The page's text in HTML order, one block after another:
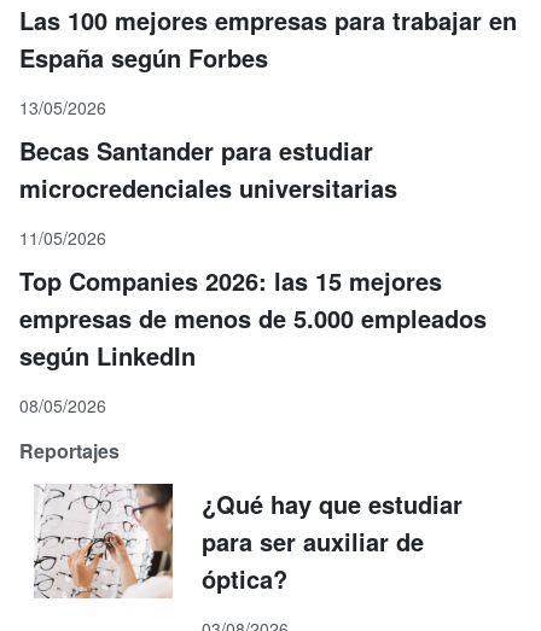
Las 100 mejores empresas para trabajar en
España según Forbes
13/05/2026
Becas Santander para estudiar
microcredenciales universitarias
11/05/2026
Top Companies 2026: las 15 mejores
empresas de menos de 5.000 empleados
según LinkedIn
08/05/2026
Reportajes
¿Qué hay que estudiar
para ser auxiliar de
óptica?